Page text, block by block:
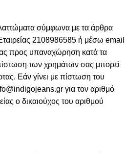
σύμφωνα με τα άρθρα
2108986585 ή μέσω email
προς υπαναχώρηση κατά τα
των χρημάτων σας μπορεί
Εάν γίνει με πίστωση του
για τον αριθμό
ο δικαιούχος του αριθμού